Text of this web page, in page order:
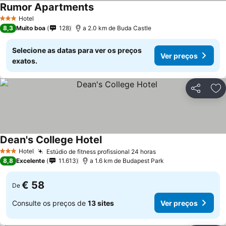
3 EstrelasHotel
Rumor ApartmentsVer preços
8,3 Muito boa 128 a 2.0 km de Buda Castle
Selecione as datas para ver os preços
exatos.
Ver preços
Partilhar
3 EstrelasHotel Estúdio de fitness profissional 24 horasVer preços
Dean's College HotelVer preços
8,8 Excelente 11.613 a 1.6 km de Budapest Park
De € 58
Consulte os preços de 13 sites Ver preços